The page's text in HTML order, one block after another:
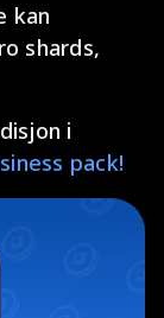
kan
shards,
i
pack!